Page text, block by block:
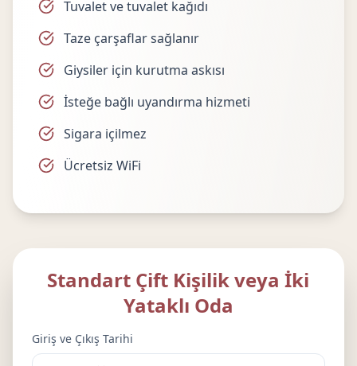
Tuvalet ve tuvalet kağıdı
Taze çarşaflar sağlanır
Giysiler için kurutma askısı
İsteğe bağlı uyandırma hizmeti
Sigara içilmez
Ücretsiz WiFi
Standart Çift Kişilik veya İki
Yataklı Oda
Giriş ve Çıkış Tarihi